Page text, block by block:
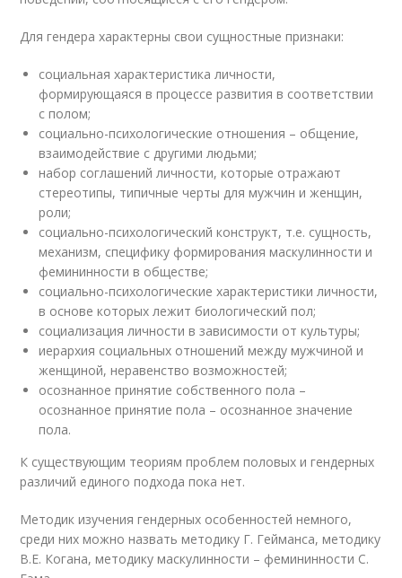
Для гендера характерны свои сущностные признаки:
социальная характеристика личности,
формирующаяся в процессе развития в соответствии
с полом;
социально-психологические отношения – общение,
взаимодействие с другими людьми;
набор соглашений личности, которые отражают
стереотипы, типичные черты для мужчин и женщин,
роли;
социально-психологический конструкт, т.е. сущность,
механизм, специфику формирования маскулинности и
фемининности в обществе;
социально-психологические характеристики личности,
в основе которых лежит биологический пол;
социализация личности в зависимости от культуры;
иерархия социальных отношений между мужчиной и
женщиной, неравенство возможностей;
осознанное принятие собственного пола –
осознанное принятие пола – осознанное значение
пола.
К существующим теориям проблем половых и гендерных
различий единого подхода пока нет.
Методик изучения гендерных особенностей немного,
среди них можно назвать методику Г. Гейманса, методику
В.Е. Когана, методику маскулинности – фемининности С.